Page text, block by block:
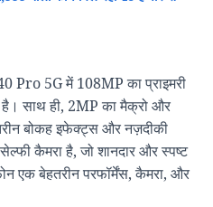
5G में 108MP का प्राइमरी
है। साथ ही, 2MP का मैक्रो और
बोकह इफेक्ट्स और नज़दीकी
कैमरा है, जो शानदार और स्पष्ट
एक बेहतरीन परफॉर्मेंस, कैमरा, और